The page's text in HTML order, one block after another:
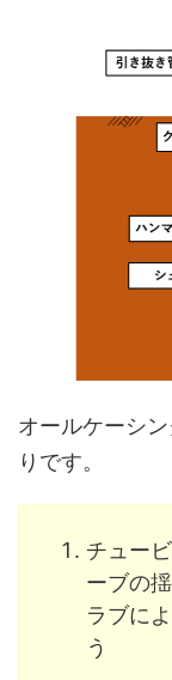
オールケーシ
りです。
チュー
ーブの
ラブに
う